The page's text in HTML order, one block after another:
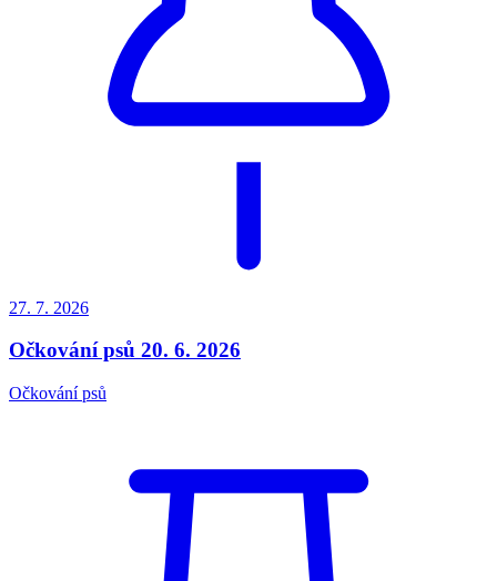
27. 7. 2026
Očkování psů 20. 6. 2026
Očkování psů